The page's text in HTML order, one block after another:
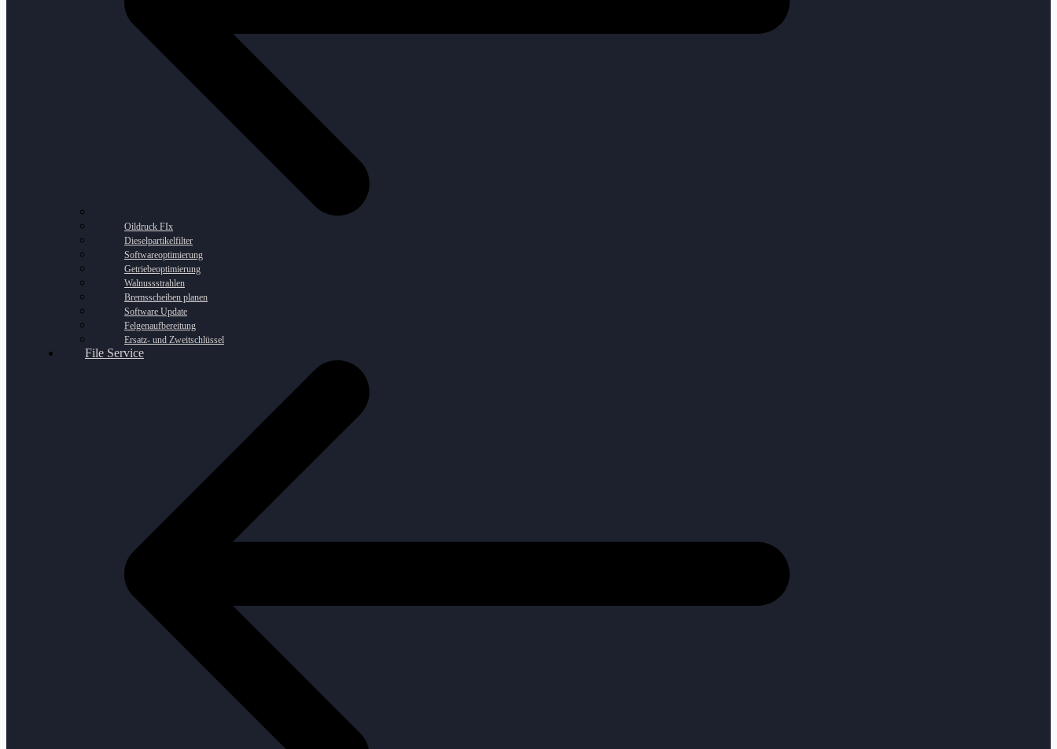
Oildruck FIx
Dieselpartikelfilter
Softwareoptimierung
Getriebeoptimierung
Walnussstrahlen
Bremsscheiben planen
Software Update
Felgenaufbereitung
Ersatz- und Zweitschlüssel
File Service